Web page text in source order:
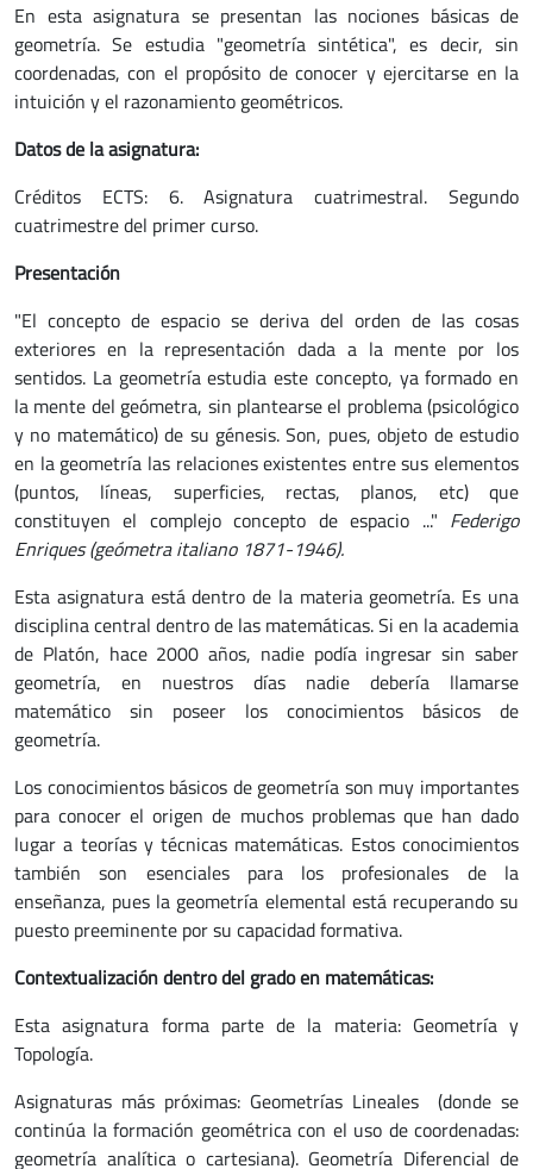
En esta asignatura se presentan las nociones básicas de
geometría. Se estudia "geometría sintética", es decir, sin
coordenadas, con el propósito de conocer y ejercitarse en la
intuición y el razonamiento geométricos.
Datos de la asignatura:
Créditos ECTS: 6. Asignatura cuatrimestral. Segundo
cuatrimestre del primer curso.
Presentación
"El concepto de espacio se deriva del orden de las cosas
exteriores en la representación dada a la mente por los
sentidos. La geometría estudia este concepto, ya formado en
la mente del geómetra, sin plantearse el problema (psicológico
y no matemático) de su génesis. Son, pues, objeto de estudio
en la geometría las relaciones existentes entre sus elementos
(puntos, líneas, superficies, rectas, planos, etc) que
constituyen el complejo concepto de espacio ..." Federigo
Enriques (geómetra italiano 1871-1946).
Esta asignatura está dentro de la materia geometría. Es una
disciplina central dentro de las matemáticas. Si en la academia
de Platón, hace 2000 años, nadie podía ingresar sin saber
geometría, en nuestros días nadie debería llamarse
matemático sin poseer los conocimientos básicos de
geometría.
Los conocimientos básicos de geometría son muy importantes
para conocer el origen de muchos problemas que han dado
lugar a teorías y técnicas matemáticas. Estos conocimientos
también son esenciales para los profesionales de la
enseñanza, pues la geometría elemental está recuperando su
puesto preeminente por su capacidad formativa.
Contextualización dentro del grado en matemáticas:
Esta asignatura forma parte de la materia: Geometría y
Topología.
Asignaturas más próximas: Geometrías Lineales (donde se
continúa la formación geométrica con el uso de coordenadas:
geometría analítica o cartesiana). Geometría Diferencial de